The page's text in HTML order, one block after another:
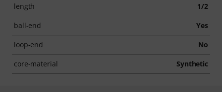
length 1/2
ball-end Yes
loop-end No
core-material Synthetic